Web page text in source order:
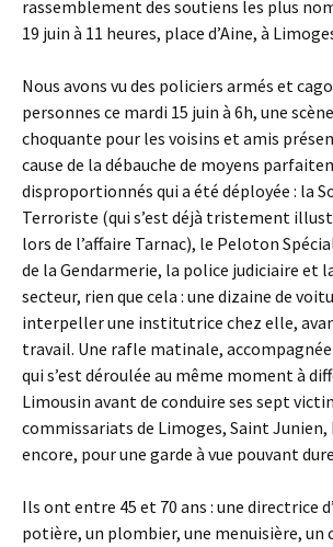
rassemblement des soutiens les plus
19 juin à 11 heures, place d’Aine, à
Nous avons vu des policiers armés et
personnes ce mardi 15 juin à 6h, une
choquante pour les voisins et amis
cause de la débauche de moyens
disproportionnés qui a été déployée : la
Terroriste (qui s’est déjà tristement
lors de l’affaire Tarnac), le Peloton
de la Gendarmerie, la police judiciaire et
secteur, rien que cela : une dizaine de
interpeller une institutrice chez elle,
travail. Une rafle matinale,
qui s’est déroulée au même moment à
Limousin avant de conduire ses sept
commissariats de Limoges, Saint Junien,
encore, pour une garde à vue pouvant
Ils ont entre 45 et 70 ans : une directrice
potière, un plombier, une menuisière, un